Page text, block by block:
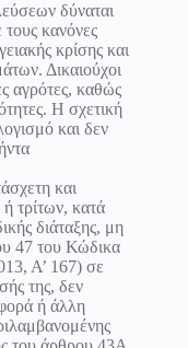
δύναται
κανόνες
κρίσης και
Δικαιούχοι
αγρότες, καθώς
Η σχετική
και δεν
και
τρίτων, κατά
διάταξης, μη
47 του Κώδικα
Α’ 167) σε
της, δεν
ή άλλη